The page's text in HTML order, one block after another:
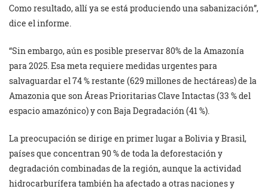
Como resultado, allí ya se está produciendo una sabanización”,
dice el informe.
“Sin embargo, aún es posible preservar 80% de la Amazonía
para 2025. Esa meta requiere medidas urgentes para
salvaguardar el 74 % restante (629 millones de hectáreas) de la
Amazonia que son Áreas Prioritarias Clave Intactas (33 % del
espacio amazónico) y con Baja Degradación (41 %).
La preocupación se dirige en primer lugar a Bolivia y Brasil,
países que concentran 90 % de toda la deforestación y
degradación combinadas de la región, aunque la actividad
hidrocarburífera también ha afectado a otras naciones y